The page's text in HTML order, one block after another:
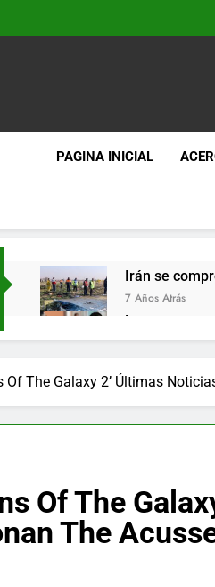
PAGINA INICIAL
Irán se
7 Años Atrás
Lo que se
7 Años Atrás
7 Años Atrás
El famoso
Cápsulas
Más
7 Años Atrás
Of The Galaxy 2’ Últimas
Of The
The